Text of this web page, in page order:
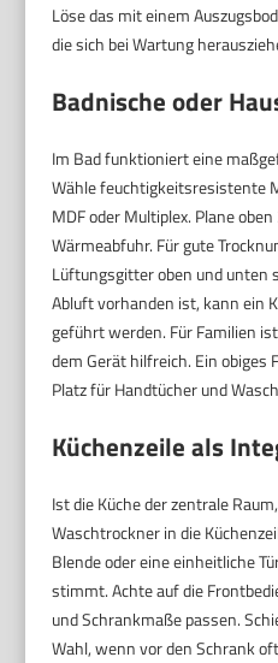
Löse das mit einem
die sich bei Wartung
Badnische oder
Im Bad funktioniert eine
Wähle feuchtigkeitsresistente
MDF oder Multiplex. Plane
Wärmeabfuhr. Für gute
Lüftungsgitter oben und unten
Abluft vorhanden ist, kann ein
geführt werden. Für Familien
dem Gerät hilfreich. Ein
Platz für Handtücher und
Küchenzeile als
Ist die Küche der zentrale
Waschtrockner in die
Blende oder eine einheitliche
stimmt. Achte auf die
und Schrankmaße passen.
Wahl, wenn vor den Schrank